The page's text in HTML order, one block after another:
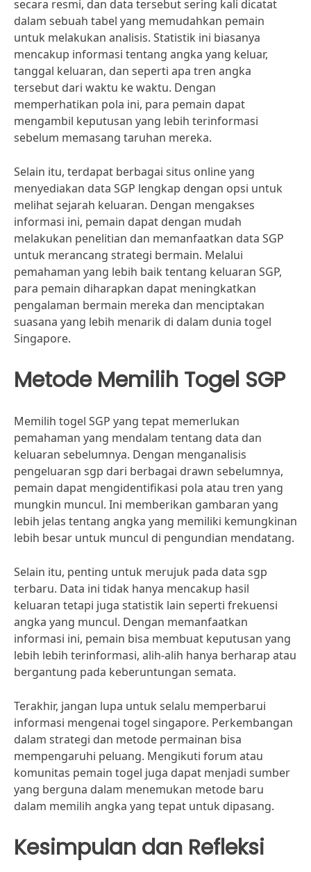
secara resmi, dan data tersebut sering kali dicatat
dalam sebuah tabel yang memudahkan pemain
untuk melakukan analisis. Statistik ini biasanya
mencakup informasi tentang angka yang keluar,
tanggal keluaran, dan seperti apa tren angka
tersebut dari waktu ke waktu. Dengan
memperhatikan pola ini, para pemain dapat
mengambil keputusan yang lebih terinformasi
sebelum memasang taruhan mereka.
Selain itu, terdapat berbagai situs online yang
menyediakan data SGP lengkap dengan opsi untuk
melihat sejarah keluaran. Dengan mengakses
informasi ini, pemain dapat dengan mudah
melakukan penelitian dan memanfaatkan data SGP
untuk merancang strategi bermain. Melalui
pemahaman yang lebih baik tentang keluaran SGP,
para pemain diharapkan dapat meningkatkan
pengalaman bermain mereka dan menciptakan
suasana yang lebih menarik di dalam dunia togel
Singapore.
Metode Memilih Togel SGP
Memilih togel SGP yang tepat memerlukan
pemahaman yang mendalam tentang data dan
keluaran sebelumnya. Dengan menganalisis
pengeluaran sgp dari berbagai drawn sebelumnya,
pemain dapat mengidentifikasi pola atau tren yang
mungkin muncul. Ini memberikan gambaran yang
lebih jelas tentang angka yang memiliki kemungkinan
lebih besar untuk muncul di pengundian mendatang.
Selain itu, penting untuk merujuk pada data sgp
terbaru. Data ini tidak hanya mencakup hasil
keluaran tetapi juga statistik lain seperti frekuensi
angka yang muncul. Dengan memanfaatkan
informasi ini, pemain bisa membuat keputusan yang
lebih lebih terinformasi, alih-alih hanya berharap atau
bergantung pada keberuntungan semata.
Terakhir, jangan lupa untuk selalu memperbarui
informasi mengenai togel singapore. Perkembangan
dalam strategi dan metode permainan bisa
mempengaruhi peluang. Mengikuti forum atau
komunitas pemain togel juga dapat menjadi sumber
yang berguna dalam menemukan metode baru
dalam memilih angka yang tepat untuk dipasang.
Kesimpulan dan Refleksi